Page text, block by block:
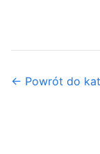
← Powrót do